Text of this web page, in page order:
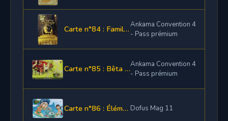
Carte n°84 : Familier Chercheur d'OgrinesAnkama Convention 4
- Pass prémium
Carte n°85 : Bêta test fermé Dofus 2.0Ankama Convention 4
- Pass prémium
Carte n°86 : Élément de panoplie Solaire Dofus Mag 11